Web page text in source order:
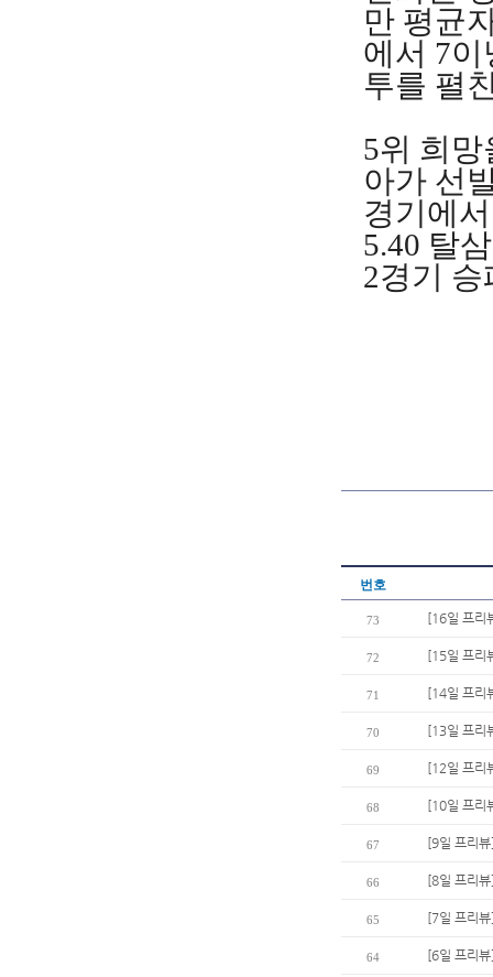
만 평균
에서 7
투를 펼
5위 희
아가 선
경기에
5.40 탈
2경기
번호
73 [16일 프리
72 [15일 프리
71 [14일 프리
70 [13일 프리
69 [12일 프리
68 [10일 프리
67 [9일 프리
66 [8일 프리
65 [7일 프리뷰
64 [6일 프리